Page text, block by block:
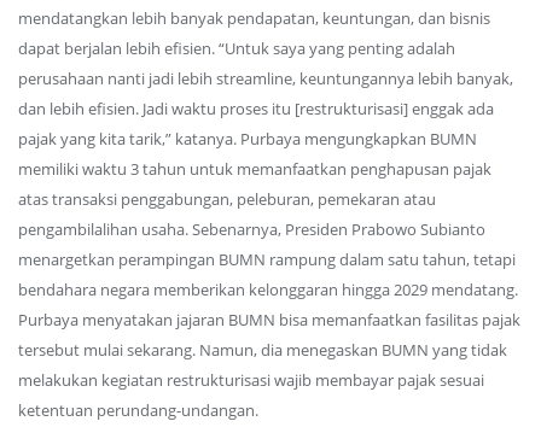
mendatangkan lebih banyak pendapatan, keuntungan, dan bisnis
dapat berjalan lebih efisien. “Untuk saya yang penting adalah
perusahaan nanti jadi lebih streamline, keuntungannya lebih banyak,
dan lebih efisien. Jadi waktu proses itu [restrukturisasi] enggak ada
pajak yang kita tarik,” katanya. Purbaya mengungkapkan BUMN
memiliki waktu 3 tahun untuk memanfaatkan penghapusan pajak
atas transaksi penggabungan, peleburan, pemekaran atau
pengambilalihan usaha. Sebenarnya, Presiden Prabowo Subianto
menargetkan perampingan BUMN rampung dalam satu tahun, tetapi
bendahara negara memberikan kelonggaran hingga 2029 mendatang.
Purbaya menyatakan jajaran BUMN bisa memanfaatkan fasilitas pajak
tersebut mulai sekarang. Namun, dia menegaskan BUMN yang tidak
melakukan kegiatan restrukturisasi wajib membayar pajak sesuai
ketentuan perundang-undangan.